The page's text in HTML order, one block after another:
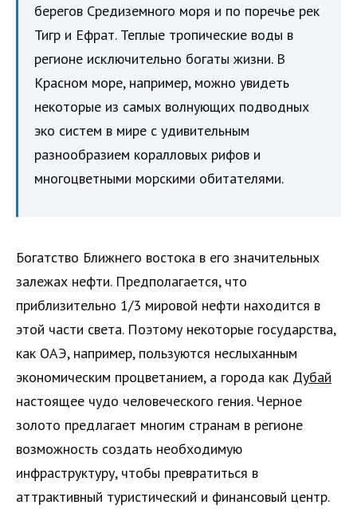
берегов Средиземного моря и по поречье рек
Тигр и Ефрат. Теплые тропические воды в
регионе исключительно богаты жизни. В
Красном море, например, можно увидеть
некоторые из самых волнующих подводных
эко систем в мире с удивительным
разнообразием коралловых рифов и
многоцветными морскими обитателями.
Богатство Ближнего востока в его значительных
залежах нефти. Предполагается, что
приблизительно 1/3 мировой нефти находится в
этой части света. Поэтому некоторые государства,
как ОАЭ, например, пользуются неслыханным
экономическим процветанием, а города как Дубай
настоящее чудо человеческого гения. Черное
золото предлагает многим странам в регионе
возможность создать необходимую
инфраструктуру, чтобы превратиться в
аттрактивный туристический и финансовый центр.